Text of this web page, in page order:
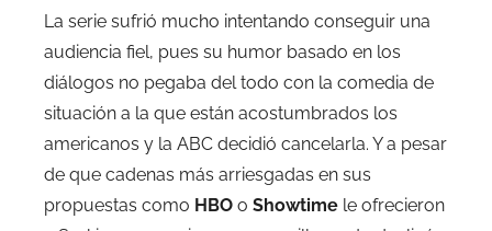
La serie sufrió mucho intentando conseguir una
audiencia fiel, pues su humor basado en los
diálogos no pegaba del todo con la comedia de
situación a la que están acostumbrados los
americanos y la ABC decidió cancelarla. Y a pesar
de que cadenas más arriesgadas en sus
propuestas como HBO o Showtime le ofrecieron